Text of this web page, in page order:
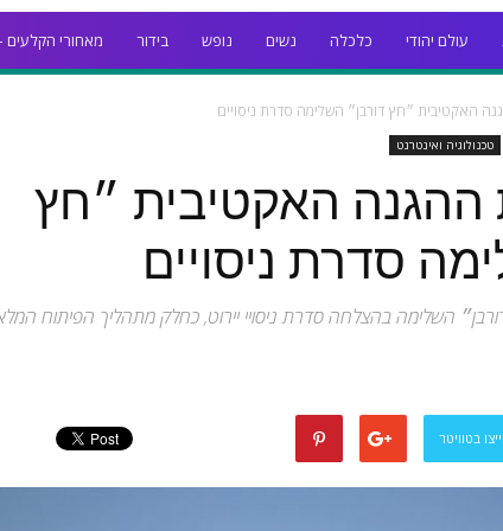
עולם יהודי כלכלה נשים נופש בידור מאחורי הקלעים
האקטיבית ״חץ דורבן״ השלימה סדרת ניסויים
טכנולוגיה ואינטרנט
ההגנה האקטיבית ״חץ
סדרת ניסויים
השלימה בהצלחה סדרת ניסויי יירוט, כחלק מתהליך הפיתוח
בטוויטר